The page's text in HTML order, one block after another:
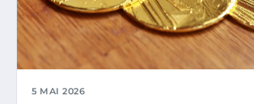
5 MAI 2026